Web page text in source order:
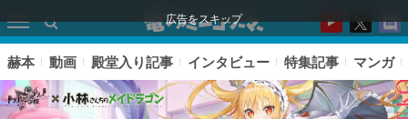
広告をスキップ
赫本 動画 殿堂入り記事 インタビュー 特集記事 マンガ